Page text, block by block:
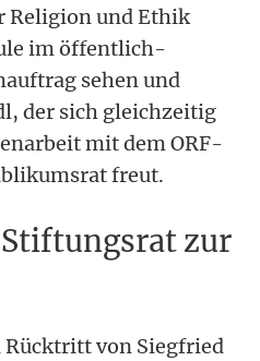
Religion und Ethik
im öffentlich-
sehen und
der sich gleichzeitig
mit dem ORF-
freut.
zur
Rücktritt von Siegfried